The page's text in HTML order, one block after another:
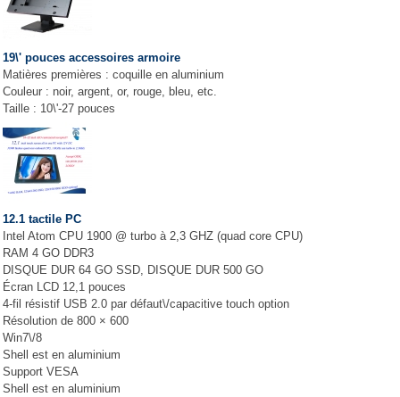
19\' pouces accessoires armoire
Matières premières : coquille en aluminium
Couleur : noir, argent, or, rouge, bleu, etc.
Taille : 10\'-27 pouces
12.1 tactile PC
Intel Atom CPU 1900 @ turbo à 2,3 GHZ (quad core CPU)
RAM 4 GO DDR3
DISQUE DUR 64 GO SSD, DISQUE DUR 500 GO
Écran LCD 12,1 pouces
4-fil résistif USB 2.0 par défaut\/capacitive touch option
Résolution de 800 × 600
Win7\/8
Shell est en aluminium
Support VESA
Shell est en aluminium